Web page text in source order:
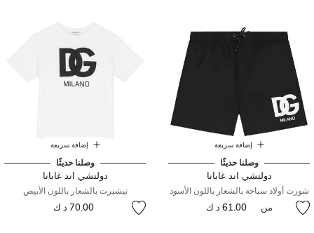
إضافة سريعة
وصلنا حديثًا
دولتشي اند غابانا
شورت أولاد سباحة بالشعار باللون الأسود
من 61.00 د ك
إضافة سريعة
وصلنا حديثًا
دولتشي اند غابانا
تيشيرت بالشعار باللون الأبيض
70.00 د ك